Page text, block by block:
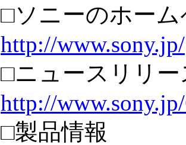
□ソニーのホーム
http://www.sony.jp/
□ニュースリリー
http://
□製品情報